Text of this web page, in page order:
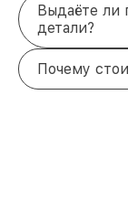
Выдаёте ли
детали?
Почему